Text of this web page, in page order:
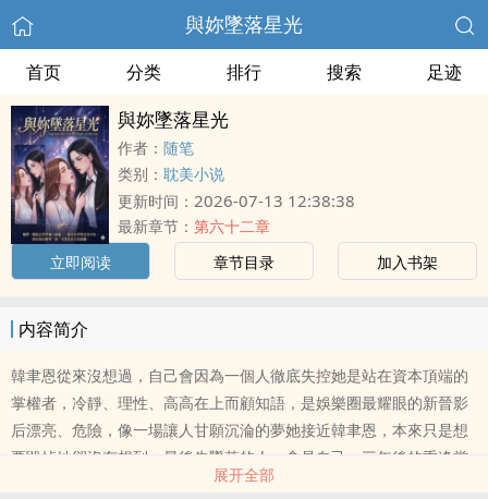
與妳墜落星光
首页 分类 排行 搜索 足迹
與妳墜落星光
作者： 随笔
类别： 耽美小说
更新时间： 2026-07-13 12:38:38
最新章节： 第六十二章
立即阅读
章节目录 加入书架
内容简介
韓聿恩從來沒想過，自己會因為一個人徹底失控她是站在資本頂端的
掌權者，冷靜、理性、高高在上而顧知語，是娛樂圈最耀眼的新晉影
后漂亮、危險，像一場讓人甘願沉淪的夢她接近韓聿恩，本來只是想
要毀掉她卻沒有想到，最後先墜落的人，會是自己。三年後的重逢當
那個曾經不顧一切奔向她的人，終於學會退後時顧知語才終於明白原
展开全部